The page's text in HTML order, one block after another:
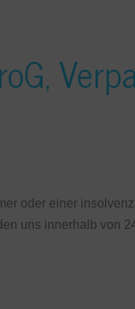
oder einer
uns innerhalb von